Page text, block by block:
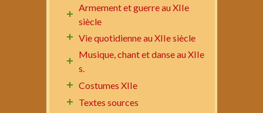
Armement et guerre au XIIe
siècle
Vie quotidienne au XIIe siècle
Musique, chant et danse au XIIe
s.
Costumes XIIe
Textes sources